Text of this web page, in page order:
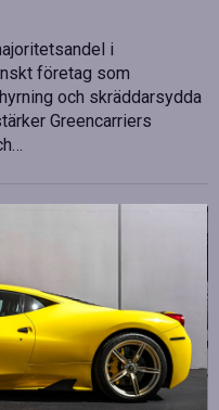
i
företag som
och skräddarsydda
Greencarriers